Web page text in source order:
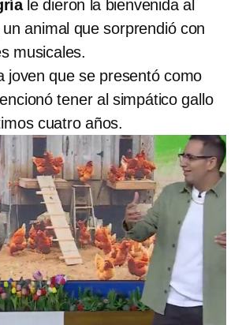
le dieron la bienvenida al
un animal que sorprendió con
musicales.
joven que se presentó como
tener al simpático gallo
cuatro años.